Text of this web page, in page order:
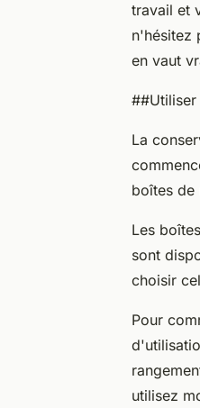
travail et
n'hésitez
en vaut
##Utiliser
La
boîtes de
Les
sont
choisir
Pour
utilisez